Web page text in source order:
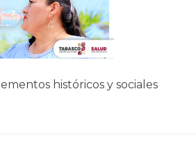
históricos y sociales